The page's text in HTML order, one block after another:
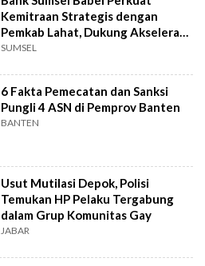
Kemitraan Strategis dengan
Pemkab Lahat, Dukung Akselerasi
Ekonomi Daerah
SUMSEL
6 Fakta Pemecatan dan Sanksi
Pungli 4 ASN di Pemprov Banten
BANTEN
Usut Mutilasi Depok, Polisi
Temukan HP Pelaku Tergabung
dalam Grup Komunitas Gay
JABAR